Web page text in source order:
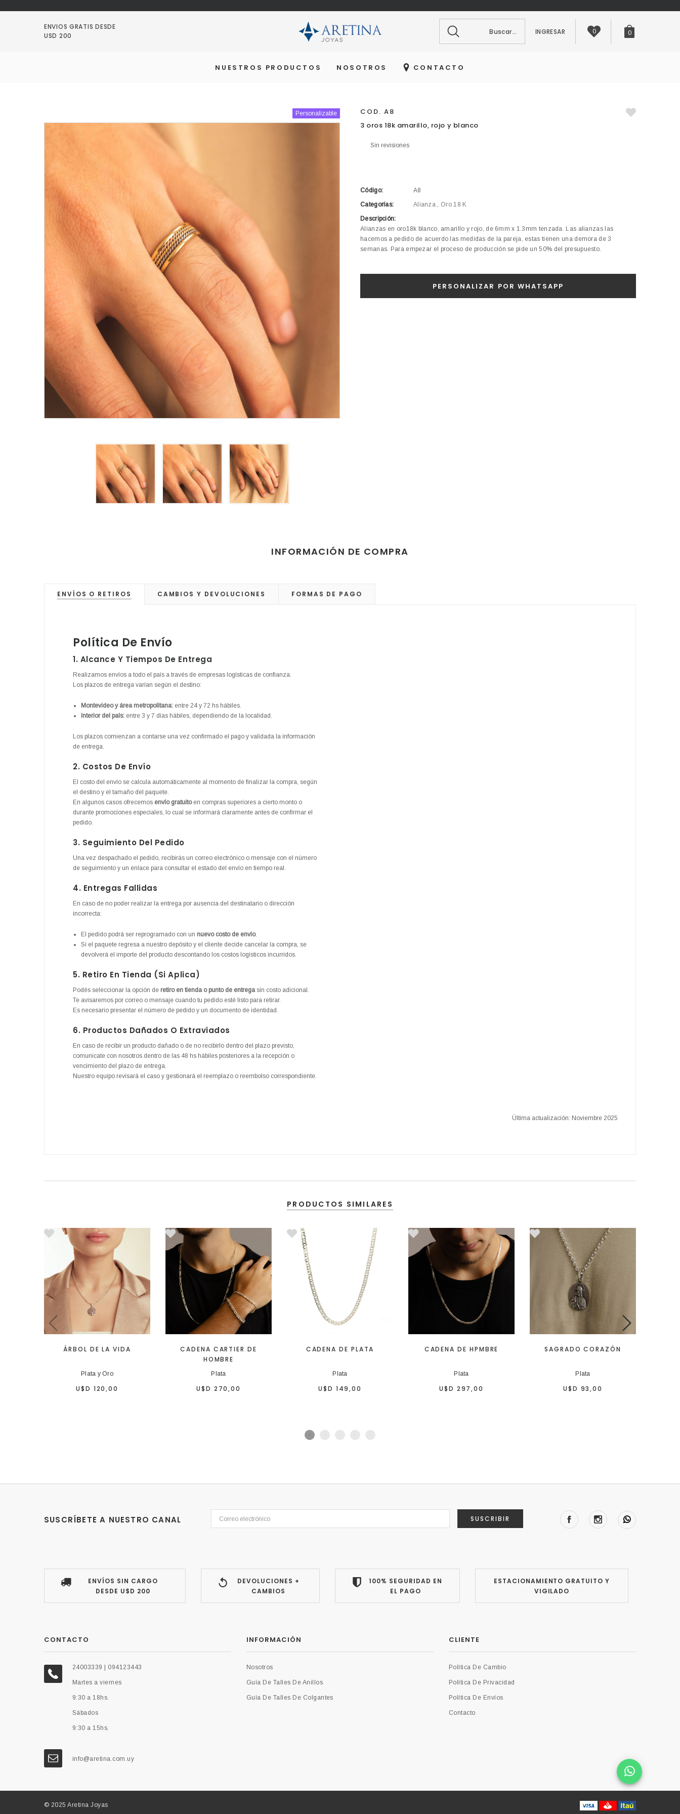
ENVIOS GRATIS DESDE
USD 200
Buscar... INGRESAR 0 0
NUESTROS PRODUCTOS NOSOTROS CONTACTO
Agotado
Personalizable
COD. A8
3 oros 18k amarillo, rojo y blanco
Sin revisiones
Código:
A8
Categorías:
Alianza , Oro 18 K
Descripción:
Alianzas en oro18k blanco, amarillo y rojo, de 6mm x 1.3mm tenzada. Las alianzas las
hacemos a pedido de acuerdo las medidas de la pareja, estas tienen una demora de 3
semanas. Para empezar el proceso de producción se pide un 50% del presupuesto.
INFORMACIÓN DE COMPRA
ENVÍOS O RETIROS CAMBIOS Y DEVOLUCIONES FORMAS DE PAGO
Política De Envío
1. Alcance Y Tiempos De Entrega
Realizamos envíos a todo el país a través de empresas logísticas de confianza.
Los plazos de entrega varían según el destino:
Montevideo y área metropolitana: entre 24 y 72 hs hábiles.
Interior del país: entre 3 y 7 días hábiles, dependiendo de la localidad.
Los plazos comienzan a contarse una vez confirmado el pago y validada la información
de entrega.
2. Costos De Envío
El costo del envío se calcula automáticamente al momento de finalizar la compra, según
el destino y el tamaño del paquete.
En algunos casos ofrecemos envío gratuitoen compras superiores a cierto monto o
durante promociones especiales, lo cual se informará claramente antes de confirmar el
pedido.
3. Seguimiento Del Pedido
Una vez despachado el pedido, recibirás un correo electrónico o mensaje con el número
de seguimiento y un enlace para consultar el estado del envío en tiempo real.
4. Entregas Fallidas
En caso de no poder realizar la entrega por ausencia del destinatario o dirección
incorrecta:
El pedido podrá ser reprogramado con un nuevo costo de envío.
Si el paquete regresa a nuestro depósito y el cliente decide cancelar la compra, se
devolverá el importe del producto descontando los costos logísticos incurridos.
5. Retiro En Tienda (si Aplica)
Podés seleccionar la opción de retiro en tienda o punto de entregasin costo adicional.
Te avisaremos por correo o mensaje cuando tu pedido esté listo para retirar.
Es necesario presentar el número de pedido y un documento de identidad.
6. Productos Dañados O Extraviados
En caso de recibir un producto dañado o de no recibirlo dentro del plazo previsto,
comunicate con nosotros dentro de las 48 hs hábiles posteriores a la recepción o
vencimiento del plazo de entrega.
Nuestro equipo revisará el caso y gestionará el reemplazo o reembolso correspondiente.
Última actualización: Noviembre 2025
PRODUCTOS SIMILARES
ÁRBOL DE LA VIDA
Plata y Oro
U$D 120,00
CADENA CARTIER DE
HOMBRE
Plata
U$D 270,00
CADENA DE PLATA
Plata
U$D 149,00
CADENA DE HPMBRE
Plata
U$D 297,00
SAGRADO CORAZÓN
Plata
U$D 93,00
SUSCRÍBETE A NUESTRO CANAL SUSCRIBIR
ENVÍOS SIN CARGO
DESDE U$D 200
DEVOLUCIONES +
CAMBIOS
100% SEGURIDAD EN
EL PAGO
ESTACIONAMIENTO GRATUITO Y
VIGILADO
CONTACTO
24003339 | 094123443
Martes a viernes
9:30 a 18hs.
Sábados
9:30 a 15hs.
info@aretina.com.uy
INFORMACIÓN
Nosotros
Guía De Talles De Anillos
Guía De Talles De Colgantes
CLIENTE
Política De Cambio
Política De Privacidad
Política De Envíos
Contacto
© 2025 Aretina Joyas